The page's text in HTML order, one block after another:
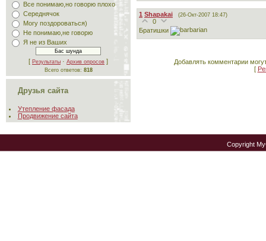
Все понимаю,но говорю плохо
Середнячок
Могу поздороваться)
Не понимаю,не говорю
Я не из Ваших
[ Результаты · Архив опросов ]
Всего ответов: 818
Друзья сайта
Утепление фасада
Продвижение сайта
1 Shapakai (26-Окт-2007 18:47)
0
Братишки
Добавлять комментарии
[
Copyright